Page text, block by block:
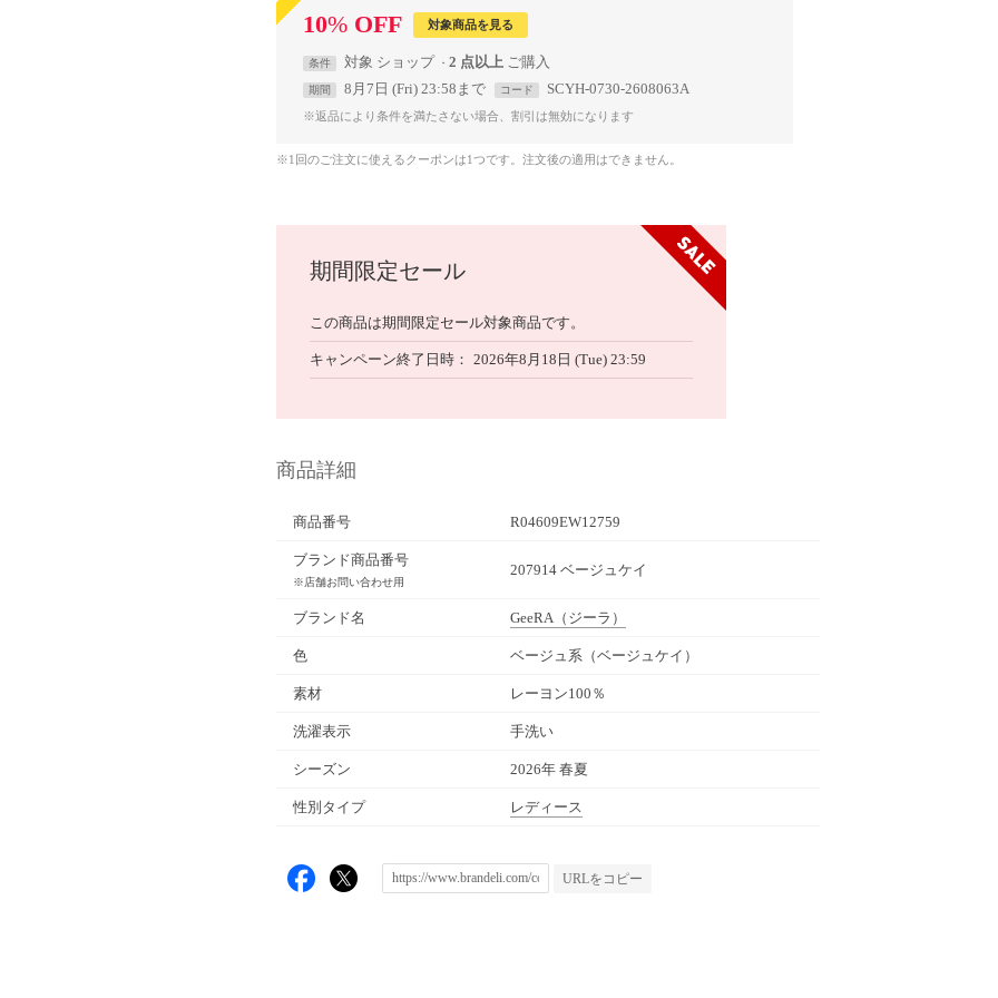
10% OFF 対象商品を見る
条件 対象 ショップ 2 点以上
期間 8月7日 (Fri) 23:58まで コード SCYH-0730-2608063A
※返品により条件を満たさない場合、割引は無効になります
※1回のご注文に使えるクーポンは1つです。注文後の適用はできません。
期間限定セール
この商品は期間限定セール対象商品です。
キャンペーン終了日時 2026年8月18日 (Tue) 23:59
商品詳細
商品番号 R04609EW12759
ブランド商品番号
※店舗お問い合わせ用
207914 ベージュケイ
ブランド名 GeeRA （ジーラ）
色 ベージュ系（ベージュケイ）
素材 レーヨン100％
洗濯表示 手洗い
シーズン 2026年 春夏
性別タイプ レディース
URLをコピー